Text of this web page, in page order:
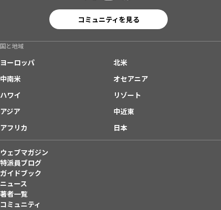
コミュニティを見る
国と地域
ヨーロッパ
北米
中南米
オセアニア
ハワイ
リゾート
アジア
中近東
アフリカ
日本
ウェブマガジン
特派員ブログ
ガイドブック
ニュース
著者一覧
コミュニティ